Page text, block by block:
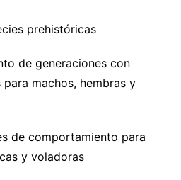
prehistóricas
de generaciones con
machos, hembras y
de comportamiento para
y voladoras